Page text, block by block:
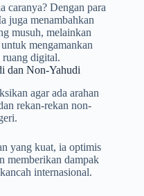
caranya? Dengan para
juga menambahkan
musuh, melainkan
mengamankan
ruang digital.
dan Non-Yahudi
agar ada arahan
rekan-rekan non-
yang kuat, ia optimis
memberikan dampak
internasional.